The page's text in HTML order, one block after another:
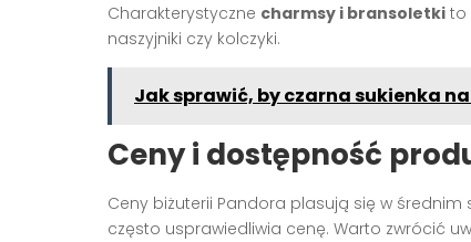
Charakterystyczne charmsy i bransoletki to
naszyjniki czy kolczyki.
Jak sprawić, by czarna sukienka
Ceny i dostępność
Ceny biżuterii Pandora plasują się w
często usprawiedliwia cenę. Warto zwrócić